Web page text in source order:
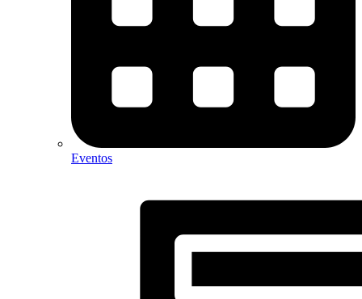
Eventos